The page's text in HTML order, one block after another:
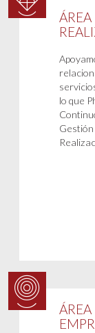
lo que
ÁREA